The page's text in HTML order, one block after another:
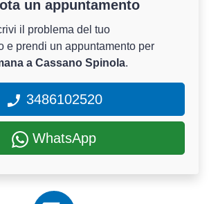
un appuntamento
il problema del tuo
e prendi un appuntamento per
a Cassano Spinola.
3486102520
WhatsApp